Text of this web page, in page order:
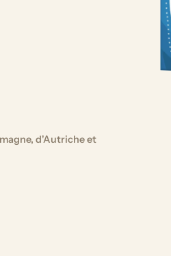
d'Autriche et